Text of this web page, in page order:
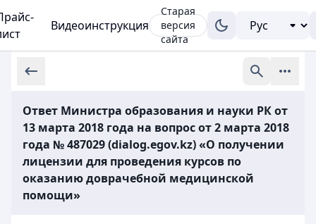
Видеоинструкция
Старая
версия
сайта
Ответ Министра образования и науки РК от
13 марта 2018 года на вопрос от 2 марта 2018
года № 487029 (dialog.egov.kz) «О получении
лицензии для проведения курсов по
оказанию доврачебной медицинской
помощи»